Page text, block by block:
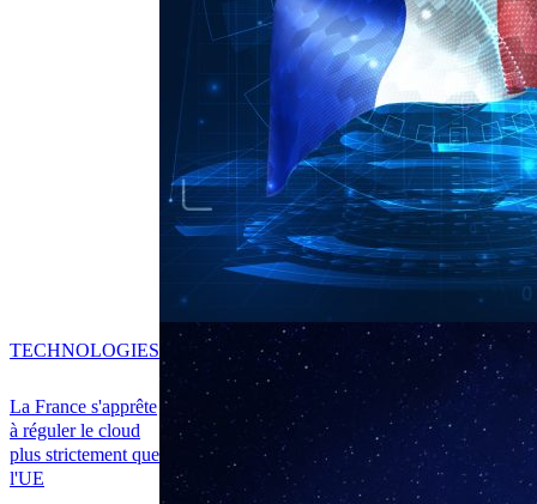
La France s'apprête
à réguler le cloud
plus strictement que
l'UE
TECHNOLOGIES